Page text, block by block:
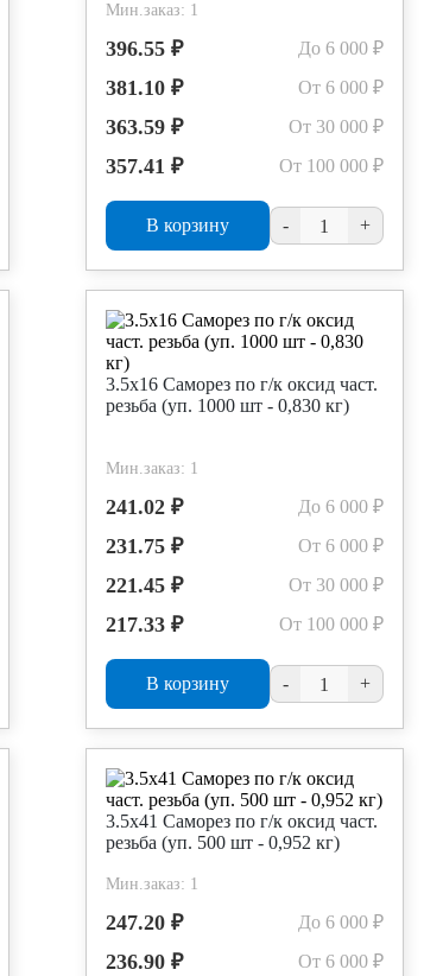
Мин.заказ: 1
396.55 ₽ До 6 000 ₽
381.10 ₽ От 6 000 ₽
363.59 ₽ От 30 000 ₽
357.41 ₽ От 100 000 ₽
В корзину - +
3.5х16 Саморез по г/к оксид част.
резьба (уп. 1000 шт - 0,830 кг)
Мин.заказ: 1
241.02 ₽ До 6 000 ₽
231.75 ₽ От 6 000 ₽
221.45 ₽ От 30 000 ₽
217.33 ₽ От 100 000 ₽
В корзину - +
3.5х41 Саморез по г/к оксид част.
резьба (уп. 500 шт - 0,952 кг)
Мин.заказ: 1
247.20 ₽ До 6 000 ₽
236.90 ₽ От 6 000 ₽